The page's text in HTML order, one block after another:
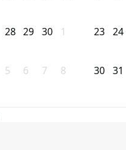
28 29 30 1
5 6 7 8
23 24
30 31